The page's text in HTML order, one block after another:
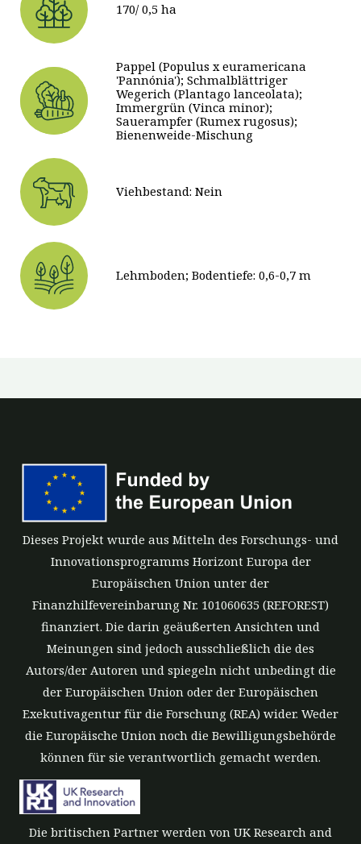
170/ 0,5 ha
Pappel (Populus x euramericana
'Pannónia'); Schmalblättriger
Wegerich (Plantago lanceolata);
Immergrün (Vinca minor);
Sauerampfer (Rumex rugosus);
Bienenweide-Mischung
Viehbestand: Nein
Lehmboden; Bodentiefe: 0,6-0,7 m
Dieses Projekt wurde aus Mitteln des Forschungs- und
Innovationsprogramms Horizont Europa der
Europäischen Union unter der
Finanzhilfevereinbarung Nr. 101060635 (REFOREST)
finanziert. Die darin geäußerten Ansichten und
Meinungen sind jedoch ausschließlich die des
Autors/der Autoren und spiegeln nicht unbedingt die
der Europäischen Union oder der Europäischen
Exekutivagentur für die Forschung (REA) wider. Weder
die Europäische Union noch die Bewilligungsbehörde
können für sie verantwortlich gemacht werden.
Die britischen Partner werden von UK Research and